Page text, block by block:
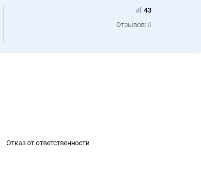
43
Отзывов: 0
Отказ от ответственности